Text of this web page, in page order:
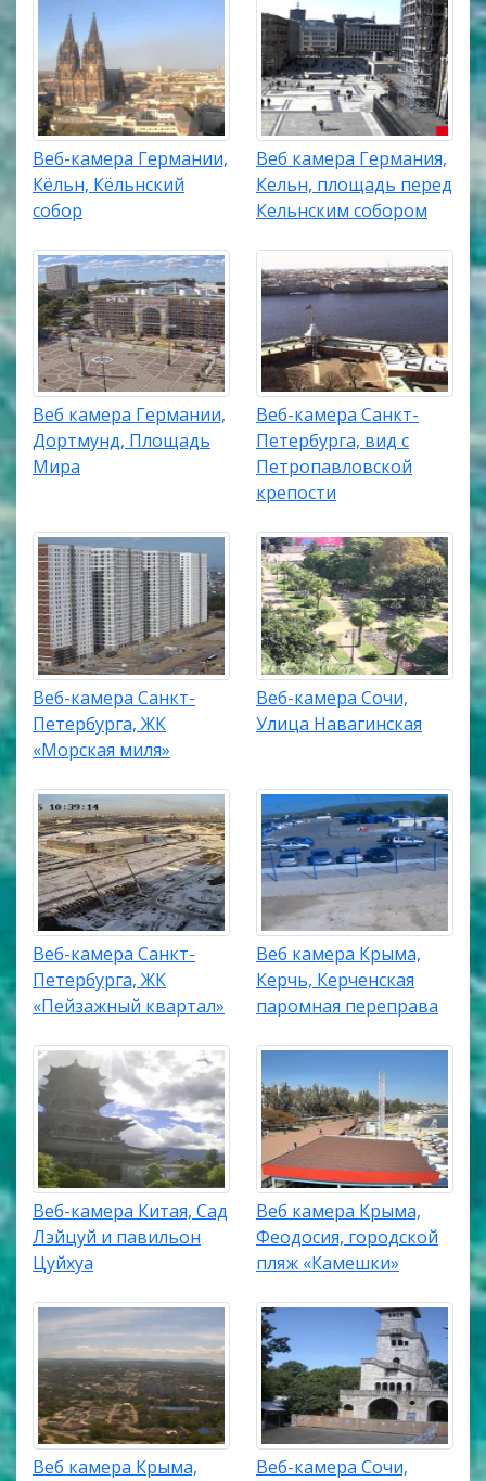
Веб-камера Германии,
Кёльн, Кёльнский
собор
Веб камера Германия,
Кельн, площадь перед
Кельнским собором
Веб камера Германии,
Дортмунд, Площадь
Мира
Веб-камера Санкт-
Петербурга, вид с
Петропавловской
крепости
Веб-камера Санкт-
Петербурга, ЖК
«Морская миля»
Веб-камера Сочи,
Улица Навагинская
Веб-камера Санкт-
Петербурга, ЖК
«Пейзажный квартал»
Веб камера Крыма,
Керчь, Керченская
паромная переправа
Веб-камера Китая, Сад
Лэйцуй и павильон
Цуйхуа
Веб камера Крыма,
Феодосия, городской
пляж «Камешки»
Веб камера Крыма, Веб-камера Сочи,